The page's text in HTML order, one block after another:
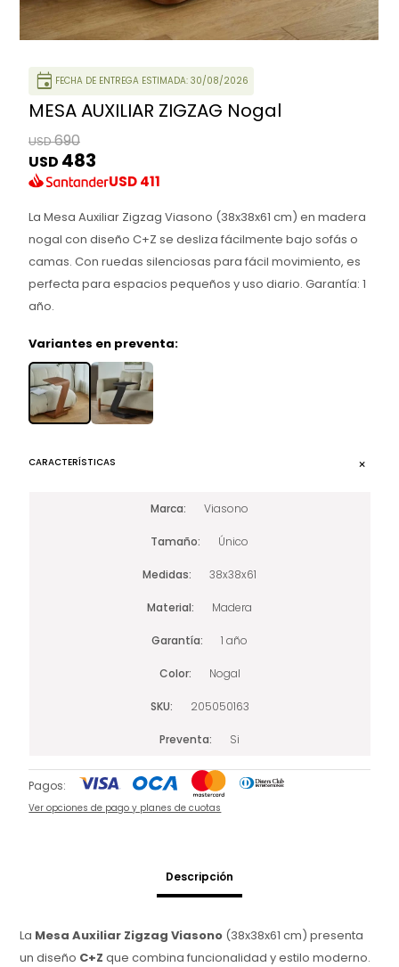
event FECHA DE ENTREGA ESTIMADA: 30/08/2026
MESA AUXILIAR ZIGZAG Nogal
USD690
USD 483
USD411
La Mesa Auxiliar Zigzag Viasono (38x38x61 cm) en madera
nogal con diseño C+Z se desliza fácilmente bajo sofás o
camas. Con ruedas silenciosas para fácil movimiento, es
perfecta para espacios pequeños y uso diario. Garantía: 1
año.
Variantes en preventa:
CARACTERÍSTICAS
Marca Viasono
Tamaño Único
Medidas 38x38x61
Material Madera
Garantía 1 año
Color Nogal
SKU 205050163
Preventa Si
Pagos:
Ver opciones de pago y planes de cuotas
Descripción
La Mesa Auxiliar Zigzag Viasono (38x38x61 cm) presenta
un diseño C+Z que combina funcionalidad y estilo moderno.